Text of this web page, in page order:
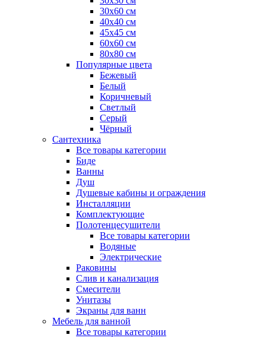
30x60 см
40x40 см
45x45 см
60x60 см
80x80 см
Популярные цвета
Бежевый
Белый
Коричневый
Светлый
Серый
Чёрный
Сантехника
Все товары категории
Биде
Ванны
Душ
Душевые кабины и ограждения
Инсталляции
Комплектующие
Полотенцесушители
Все товары категории
Водяные
Электрические
Раковины
Слив и канализация
Смесители
Унитазы
Экраны для ванн
Мебель для ванной
Все товары категории